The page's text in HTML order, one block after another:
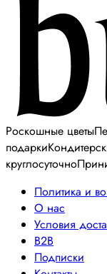
Роскошные цветы
подарки
круглосуточно
Политика и
О нас
Условия
B2B
Подписки